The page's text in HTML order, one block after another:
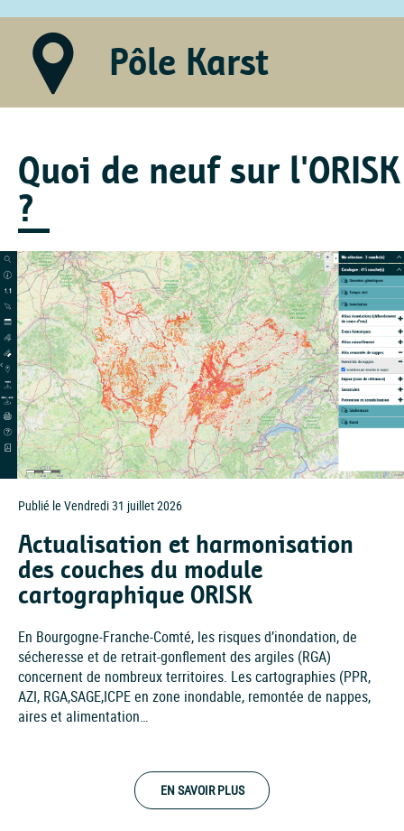
Pôle Karst
Quoi de neuf sur l'ORISK
?
Publié le Vendredi 31 juillet 2026
Actualisation et harmonisation
des couches du module
cartographique ORISK
En Bourgogne-Franche-Comté, les risques d’inondation, de
sécheresse et de retrait-gonflement des argiles (RGA)
concernent de nombreux territoires. Les cartographies (PPR,
AZI, RGA,SAGE,ICPE en zone inondable, remontée de nappes,
aires et alimentation…
EN SAVOIR PLUS